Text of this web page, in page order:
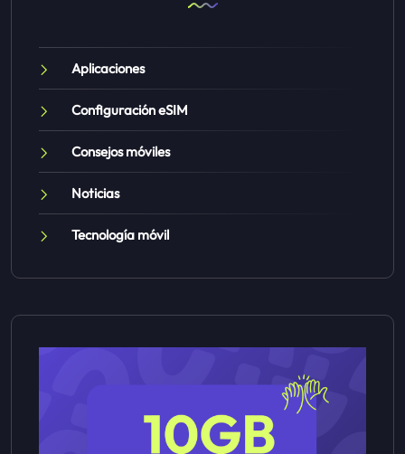
Aplicaciones
Configuración eSIM
Consejos móviles
Noticias
Tecnología móvil